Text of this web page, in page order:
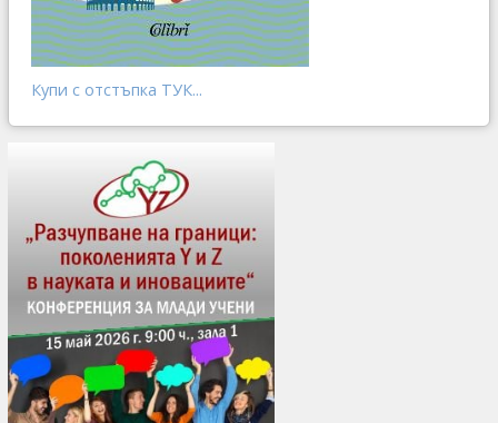
Купи с отстъпка ТУК...